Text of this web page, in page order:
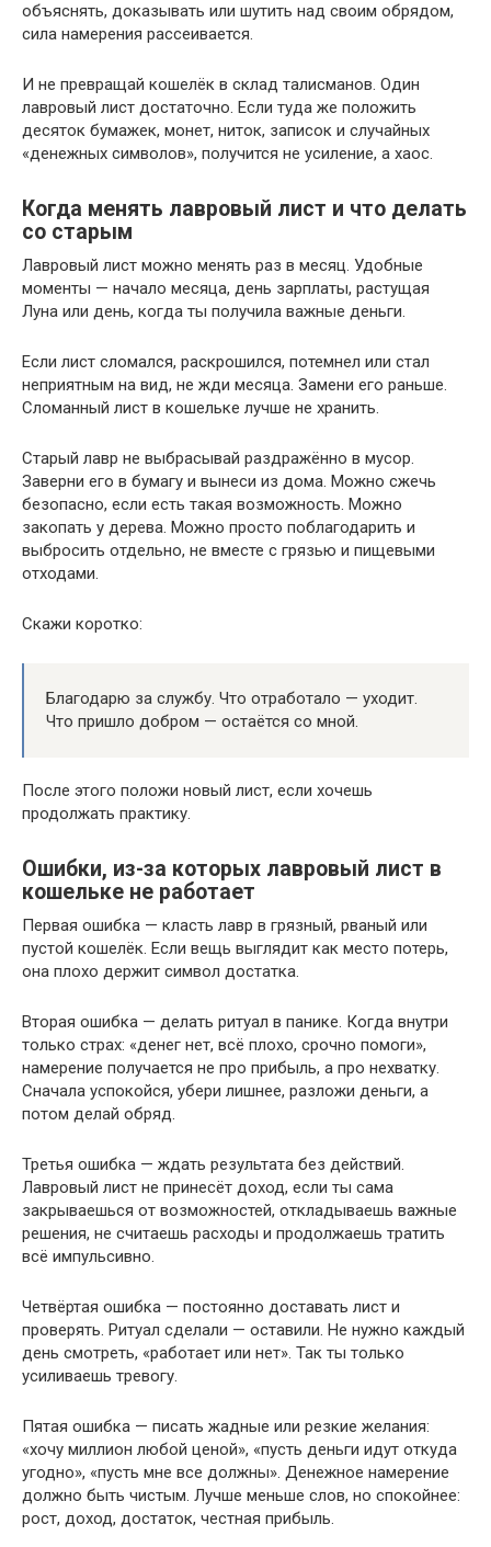
объяснять, доказывать или шутить над своим обрядом,
сила намерения рассеивается.
И не превращай кошелёк в склад талисманов. Один
лавровый лист достаточно. Если туда же положить
десяток бумажек, монет, ниток, записок и случайных
«денежных символов», получится не усиление, а хаос.
Когда менять лавровый лист и что делать
со старым
Лавровый лист можно менять раз в месяц. Удобные
моменты — начало месяца, день зарплаты, растущая
Луна или день, когда ты получила важные деньги.
Если лист сломался, раскрошился, потемнел или стал
неприятным на вид, не жди месяца. Замени его раньше.
Сломанный лист в кошельке лучше не хранить.
Старый лавр не выбрасывай раздражённо в мусор.
Заверни его в бумагу и вынеси из дома. Можно сжечь
безопасно, если есть такая возможность. Можно
закопать у дерева. Можно просто поблагодарить и
выбросить отдельно, не вместе с грязью и пищевыми
отходами.
Скажи коротко:
Благодарю за службу. Что отработало — уходит.
Что пришло добром — остаётся со мной.
После этого положи новый лист, если хочешь
продолжать практику.
Ошибки, из-за которых лавровый лист в
кошельке не работает
Первая ошибка — класть лавр в грязный, рваный или
пустой кошелёк. Если вещь выглядит как место потерь,
она плохо держит символ достатка.
Вторая ошибка — делать ритуал в панике. Когда внутри
только страх: «денег нет, всё плохо, срочно помоги»,
намерение получается не про прибыль, а про нехватку.
Сначала успокойся, убери лишнее, разложи деньги, а
потом делай обряд.
Третья ошибка — ждать результата без действий.
Лавровый лист не принесёт доход, если ты сама
закрываешься от возможностей, откладываешь важные
решения, не считаешь расходы и продолжаешь тратить
всё импульсивно.
Четвёртая ошибка — постоянно доставать лист и
проверять. Ритуал сделали — оставили. Не нужно каждый
день смотреть, «работает или нет». Так ты только
усиливаешь тревогу.
Пятая ошибка — писать жадные или резкие желания:
«хочу миллион любой ценой», «пусть деньги идут откуда
угодно», «пусть мне все должны». Денежное намерение
должно быть чистым. Лучше меньше слов, но спокойнее:
рост, доход, достаток, честная прибыль.